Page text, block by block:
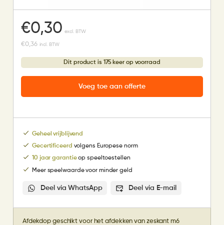
€0,30 excl. BTW
€0,36 incl. BTW
Dit product is 175 keer op voorraad
Voeg toe aan offerte
Geheel vrijblijvend
Gecertificeerd volgens Europese norm
10 jaar garantieop speeltoestellen
Meer speelwaarde voor minder geld
Deel via WhatsApp Deel via E-mail
Afdekdop geschikt voor het afdekken van zeskant m6